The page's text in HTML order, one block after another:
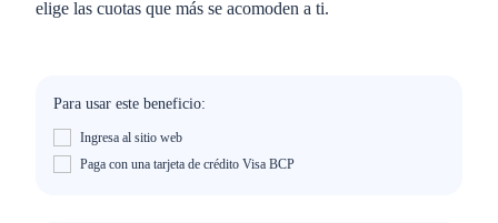
elige las cuotas que más se acomoden a ti.
Para usar este beneficio:
Ingresa al sitio web
Paga con una tarjeta de crédito Visa BCP